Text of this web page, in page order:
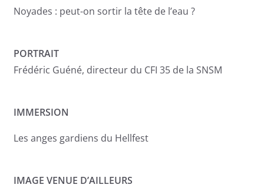
Noyades : peut-on sortir la tête de l’eau ?
PORTRAIT
Frédéric Guéné, directeur du CFI 35 de la SNSM
IMMERSION
Les anges gardiens du Hellfest
IMAGE VENUE D’AILLEURS